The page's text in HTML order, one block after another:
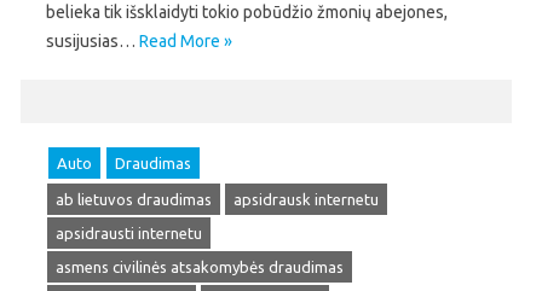
belieka tik išsklaidyti tokio pobūdžio žmonių abejones,
susijusias… Read More »
Auto Draudimas
ab lietuvos draudimas
apsidrausk internetu
apsidrausti internetu
asmens civilinės atsakomybės draudimas